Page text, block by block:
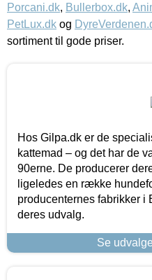
Porcani.dk, Bullerbox.dk,
PetLux.dk og
sortiment til gode priser.
Hos Gilpa.dk er de
kattemad – og det har de
90erne. De producerer
ligeledes en række
producenternes fabrikker i
deres udvalg.
Se